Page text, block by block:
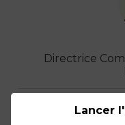
Directrice
Lancer